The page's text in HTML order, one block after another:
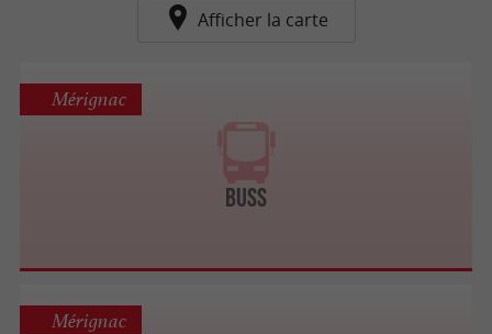
Afficher la carte
BUSS
Mérignac
Mérignac